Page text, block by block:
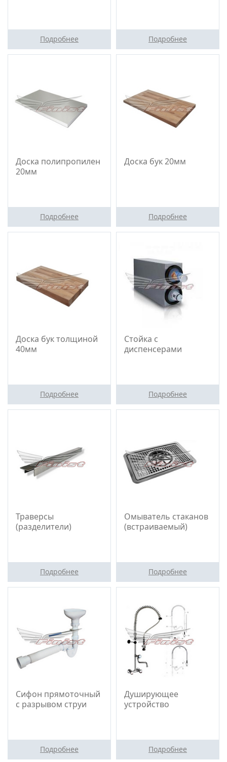
Подробнее Подробнее
Доска полипропилен
20мм
Подробнее
Доска бук 20мм
Подробнее
Доска бук толщиной
40мм
Подробнее
Стойка с
диспенсерами
Подробнее
Траверсы
(разделители)
Подробнее
Омыватель стаканов
(встраиваемый)
Подробнее
Сифон прямоточный
с разрывом струи
Подробнее
Душирующее
устройство
Подробнее